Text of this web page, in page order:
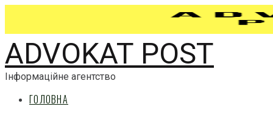
ADVOKAT POST
Інформаційне агентство
ГОЛОВНА